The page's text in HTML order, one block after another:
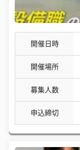
開催日時
開催場所
募集人数
申込締切